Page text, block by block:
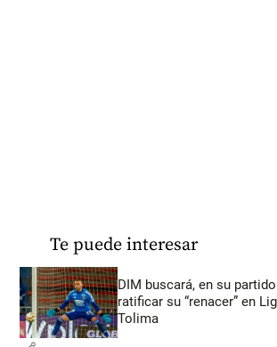
Te puede interesar
DIM buscará, en su
ratificar su “renacer” en
Tolima